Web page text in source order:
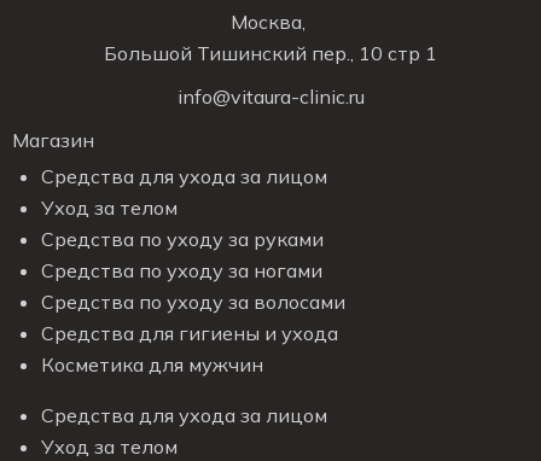
Москва,
Большой Тишинский пер., 10 стр 1
info@vitaura-clinic.ru
Магазин
Средства для ухода за лицом
Уход за телом
Средства по уходу за руками
Средства по уходу за ногами
Средства по уходу за волосами
Средства для гигиены и ухода
Косметика для мужчин
Средства для ухода за лицом
Уход за телом